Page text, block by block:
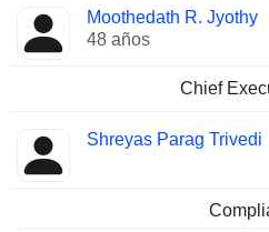
Director
Funciones
ocupadas
Moothedath R. Jyothy
48 años
Chief
Shreyas Parag Trivedi